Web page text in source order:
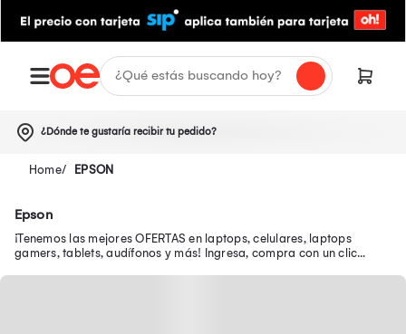
¿Dónde te gustaría recibir tu pedido?
EPSON
Epson
¡Tenemos las mejores OFERTAS en laptops, celulares, laptops
gamers, tablets, audífonos y más! Ingresa, compra con un clic